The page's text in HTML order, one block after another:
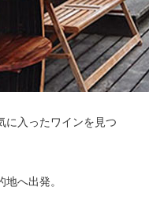
に入ったワインを見つ
へ出発。